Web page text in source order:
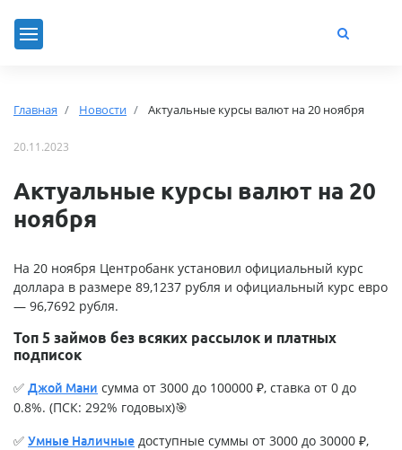
Главная Новости Актуальные курсы валют на 20 ноября
20.11.2023
Актуальные курсы валют на 20
ноября
На 20 ноября Центробанк установил официальный курс
доллара в размере 89,1237 рубля и официальный курс евро
— 96,7692 рубля.
Топ 5 займов без всяких рассылок и платных
подписок
✅ Джой Мани сумма от 3000 до 100000 ₽, ставка от 0 до
0.8%. (ПСК: 292% годовых)🎯
✅ Умные Наличные доступные суммы от 3000 до 30000 ₽,